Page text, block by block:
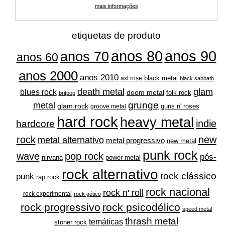
mais informações
etiquetas de produto
anos 60 anos 70 anos 80anos 90
anos 2000 anos 2010 axl rose black metal black sabbath
blues rock britpop death metal doom metal folk rock glam
metal glam rock groove metal grunge guns n' roses
hardcore hard rock heavy metal indie
rock metal alternativo metal progressivo new metal new
wave nirvana pop rock power metal punk rock pós-
punk rap rock rock alternativo rock clássico
rock experimental rock gótico rock n' roll rock nacional
rock progressivo rock psicodélico speed metal
stoner rock temáticas thrash metal